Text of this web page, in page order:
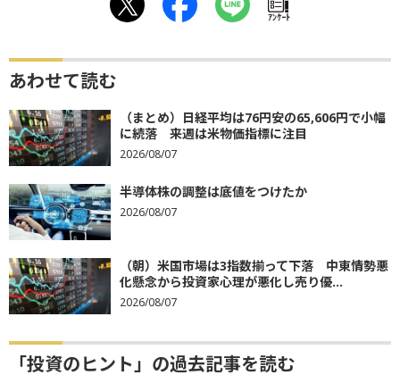
ｱﾝｹｰﾄ
あわせて読む
（まとめ）日経平均は76円安の65,606円で小幅
に続落 来週は米物価指標に注目
2026/08/07
半導体株の調整は底値をつけたか
2026/08/07
（朝）米国市場は3指数揃って下落 中東情勢悪
化懸念から投資家心理が悪化し売り優...
2026/08/07
「投資のヒント」の過去記事を読む